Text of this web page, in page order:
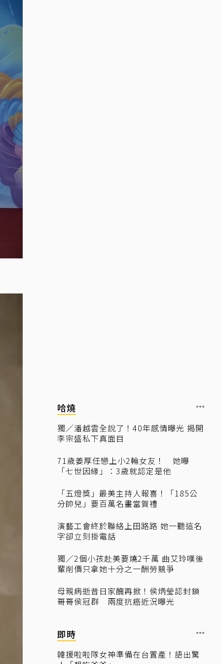
哈燒
獨／潘越雲全說了！40年感情曝光 揭開
李宗盛私下真面目
71歲姜厚任戀上小2輪女友！ 她曝
「七世因緣」：3歲就認定是他
「五燈獎」最美主持人報喜！「185公
分帥兒」要百萬名畫當賀禮
演藝工會終於聯絡上田路路 她一聽這名
字卻立刻掛電話
獨／2個小孩赴美要燒2千萬 曲艾玲嘆後
輩削價只拿她十分之一酬勞競爭
母親病逝昔日家醜再掀！侯炳瑩認封鎖
哥哥侯冠群 兩度抗癌近況曝光
即時
韓援啦啦隊女神準備在台置產！語出驚